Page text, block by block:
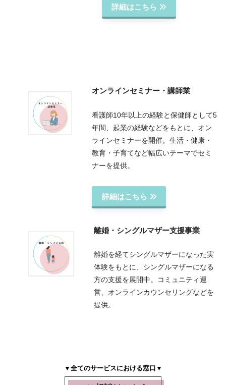
詳細はこちら
オンラインセミナー・講師業
看護師10年以上の経験と保健師として5
年間、起業の経験などをもとに、オン
ラインセミナーを開催。生活・健康・
教育・子育てなど幅広いテーマでセミ
ナーを提供。
詳細はこちら
離婚・シングルマザー支援事業
離婚を経てシングルマザーになった実
体験をもとに、シングルマザーになる
方の支援を展開中。コミュニティ運
営、オンラインカウンセリングなどを
提供。
▼全てのサービスにおける窓口▼